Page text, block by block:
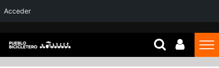
Acceder